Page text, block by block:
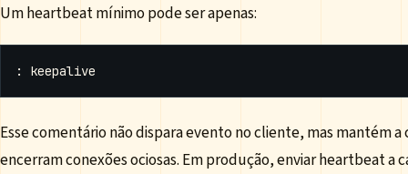
Um heartbeat mínimo pode ser apenas:
Esse comentário não dispara evento no cliente, mas mantém
encerram conexões ociosas. Em produção, enviar heartbeat a